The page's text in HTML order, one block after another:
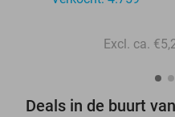
Excl. ca.
Deals in de buurt